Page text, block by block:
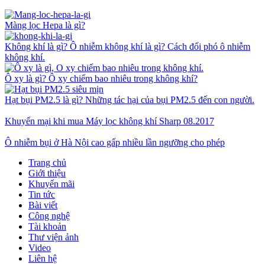
Màng lọc Hepa là gì?
Không khí là gì? Ô nhiễm không khí là gì? Cách đối phó ô nhiễm
không khí.
Ô xy là gì? Ô xy chiếm bao nhiêu trong không khí?
Hạt bụi PM2.5 là gì? Những tác hại của bụi PM2.5 đến con người.
Khuyến mại khi mua Máy lọc không khí Sharp 08.2017
Ô nhiễm bụi ở Hà Nội cao gấp nhiều lần ngưỡng cho phép
Trang chủ
Giới thiệu
Khuyến mãi
Tin tức
Bài viết
Công nghệ
Tài khoản
Thư viện ảnh
Video
Liên hệ